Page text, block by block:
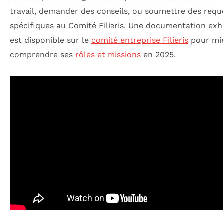
travail, demander des conseils, ou soumettre des
spécifiques au Comité Filieris. Une documentation
est disponible sur le comité entreprise Filieris pour
comprendre ses rôles et missions en 2025.